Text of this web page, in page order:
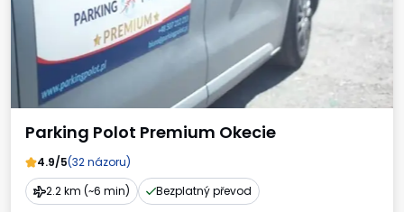
Parking Polot Premium Okecie
4.9/5(32 názoru)
2.2 km (~6 min)
Bezplatný převod